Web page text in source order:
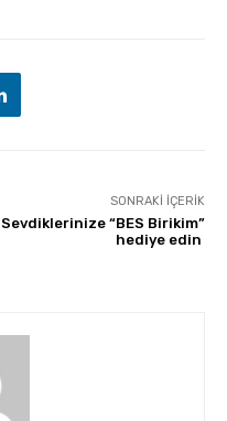
SONRAKI İÇERIK
Sevdiklerinize “BES Birikim”
hediye edin